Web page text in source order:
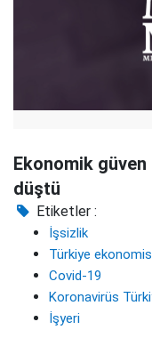
Ekonomik
düştü
Etiketler :
İşsizlik
Türkiye
Covid-19
Koronavirüs
İşyeri